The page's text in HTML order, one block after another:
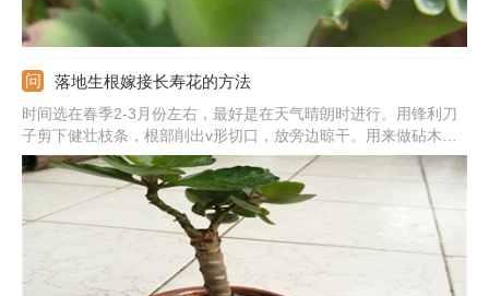
落地生根嫁接长寿花的方法
时间选在春季2-3月份左右，最好是在天气晴朗时进行。用锋利刀
子剪下健壮枝条，根部削出v形切口，放旁边晾干。用来做砧木的
落地生根需生长状态好，上端用刀子平切掉，将上端位置切处v型
切口，然后将这两者紧密插在一起，外面包裹缠绕上薄膜。